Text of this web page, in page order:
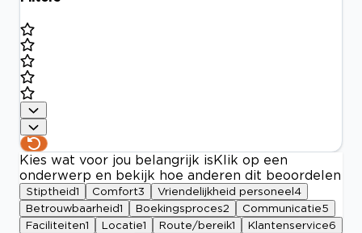
Kies wat voor jou belangrijk is Klik op een
onderwerp en bekijk hoe anderen dit beoordelen
Stiptheid1 Comfort3 Vriendelijkheid personeel 4
Betrouwbaarheid1 Boekingsproces2 Communicatie5
Faciliteiten1 Locatie1 Route/bereik1 Klantenservice6